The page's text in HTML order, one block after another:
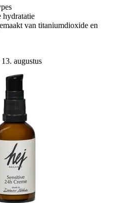
hydratatie
van titaniumdioxide en
augustus